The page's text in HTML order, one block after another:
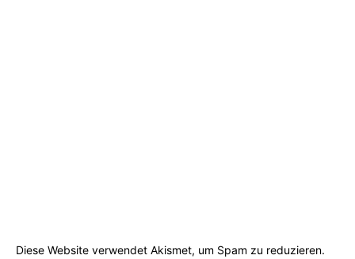
Diese Website verwendet Akismet, um Spam zu reduzieren.